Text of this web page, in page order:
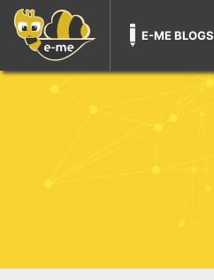
E-ME BLOGS